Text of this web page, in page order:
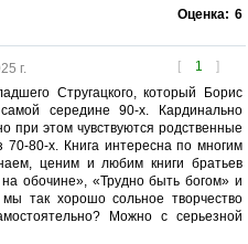
Оценка: 6
[ 1 ]
г.
Стругацкого, который Борис
середине 90-х. Кардинально
при этом чувствуются родственные
80-х. Книга интересна по многим
ценим и любим книги братьев
обочине», «Трудно быть богом» и
так хорошо сольное творчество
Можно с серьезной